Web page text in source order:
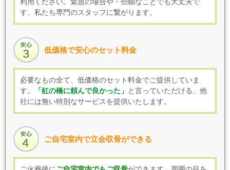
利用ください。緊急の場合や・些細なことでも大丈夫で
す、私たち専門のスタッフに繋がります。
低価格で安心のセット料金
必要なもの全て、低価格のセット料金でご提供していま
す。 「虹の橋に頼んで良かった」 と言っていただける、他
社には無い特別なサービスを提供いたします。
ご自宅室内で立会収骨ができる